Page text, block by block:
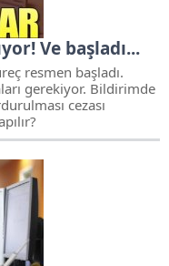
Ve başladı...
resmen başladı.
gerekiyor. Bildirimde
cezası